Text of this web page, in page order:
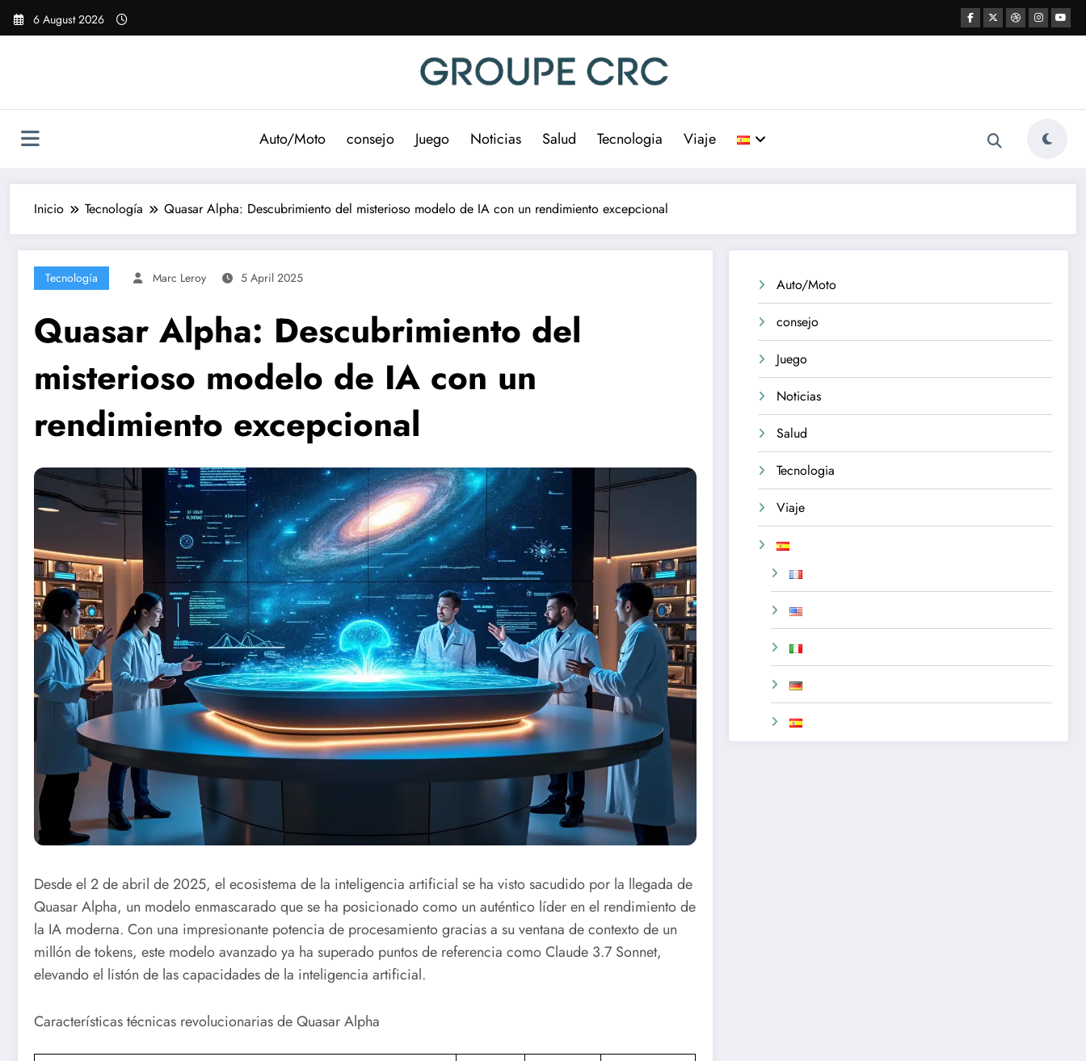
Saltar
6 August 2026
Auto/Moto consejo Juego Noticias Salud Tecnologia Viaje
Inicio Tecnología Quasar Alpha: Descubrimiento del misterioso modelo de IA con un rendimiento excepcional
Tecnología Marc Leroy 5 April 2025
Quasar Alpha: Descubrimiento del
misterioso modelo de IA con un
rendimiento excepcional
Desde el 2 de abril de 2025, el ecosistema de la inteligencia artificial se ha visto sacudido por la llegada de
Quasar Alpha, un modelo enmascarado que se ha posicionado como un auténtico líder en el rendimiento de
la IA moderna. Con una impresionante potencia de procesamiento gracias a su ventana de contexto de un
millón de tokens, este modelo avanzado ya ha superado puntos de referencia como Claude 3.7 Sonnet,
elevando el listón de las capacidades de la inteligencia artificial.
Características técnicas revolucionarias de Quasar Alpha
Auto/Moto
consejo
Juego
Noticias
Salud
Tecnologia
Viaje